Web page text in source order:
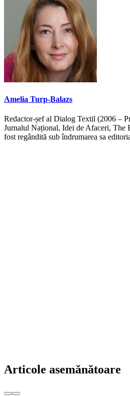
Amelia Turp-Balazs
Redactor-șef al Dialog Textil (2006 –
Jurnalul Național, Idei de Afaceri, The
fost regândită sub îndrumarea sa
Articole asemănătoare